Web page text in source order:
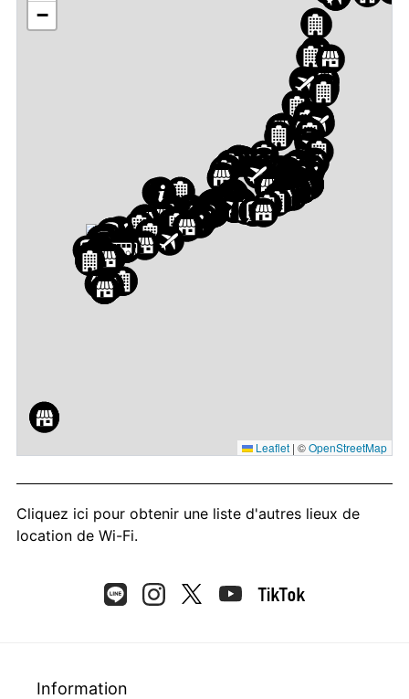
−
Leaflet | ©OpenStreetMap
Cliquez ici pour obtenir une liste d'autres lieux de
location de Wi-Fi.
Information